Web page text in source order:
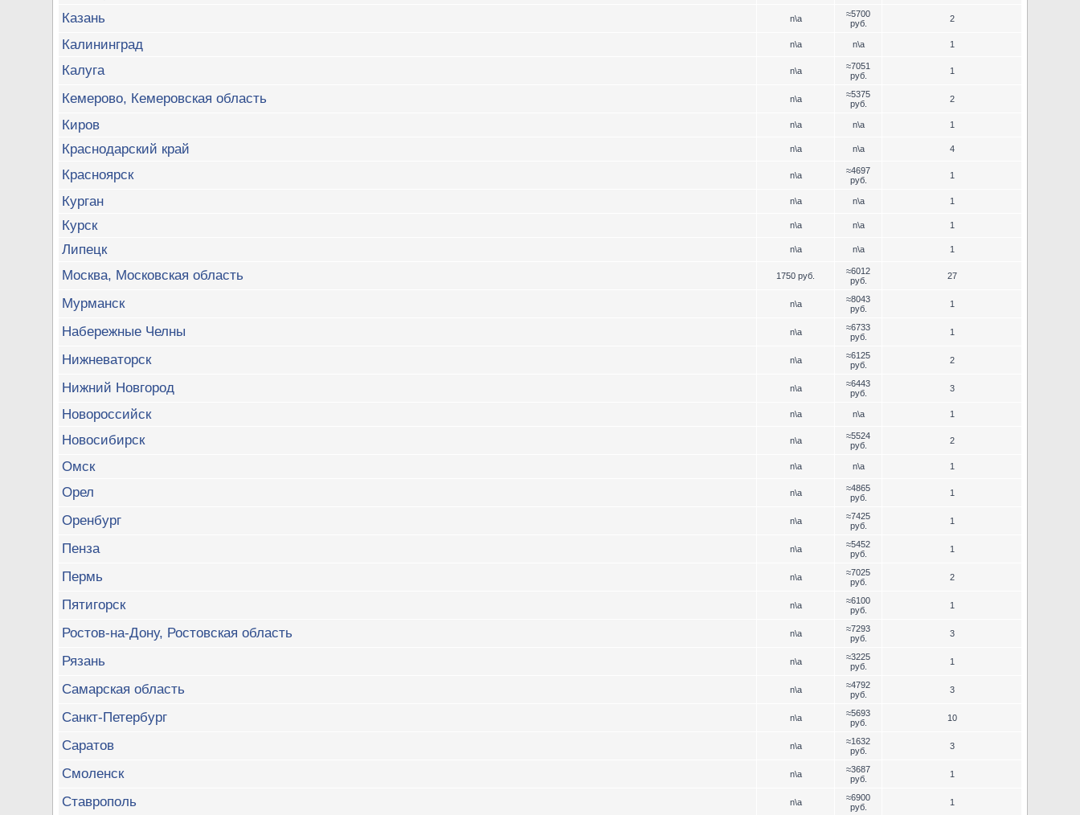
Казань n\a
≈5700
руб.
2
Калининград n\a n\a 1
Калуга n\a
≈7051
руб.
1
Кемерово, Кемеровская область n\a
≈5375
руб.
2
Киров n\a n\a 1
Краснодарский край n\a n\a 4
Красноярск n\a
≈4697
руб.
1
Курган n\a n\a 1
Курск n\a n\a 1
Липецк n\a n\a 1
Москва, Московская область 1750 руб.
≈6012
руб.
27
Мурманск n\a
≈8043
руб.
1
Набережные Челны n\a
≈6733
руб.
1
Нижневаторск n\a
≈6125
руб.
2
Нижний Новгород n\a
≈6443
руб.
3
Новороссийск n\a n\a 1
Новосибирск n\a
≈5524
руб.
2
Омск n\a n\a 1
Орел n\a
≈4865
руб.
1
Оренбург n\a
≈7425
руб.
1
Пенза n\a
≈5452
руб.
1
Пермь n\a
≈7025
руб.
2
Пятигорск n\a
≈6100
руб.
1
Ростов-на-Дону, Ростовская область n\a
≈7293
руб.
3
Рязань n\a
≈3225
руб.
1
Самарская область n\a
≈4792
руб.
3
Санкт-Петербург n\a
≈5693
руб.
10
Саратов n\a
≈1632
руб.
3
Смоленск n\a
≈3687
руб.
1
Ставрополь n\a
≈6900
руб.
1